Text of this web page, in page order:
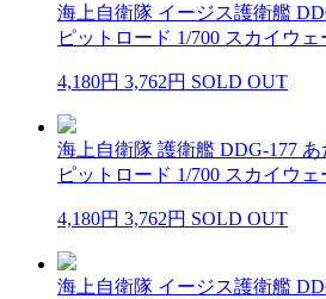
海上自衛隊 イージス護衛艦
ピットロード 1/700 スカイウ
4,180円 3,762円 SOLD OUT
海上自衛隊 護衛艦 DDG-177
ピットロード 1/700 スカイウ
4,180円 3,762円 SOLD OUT
海上自衛隊 イージス護衛艦